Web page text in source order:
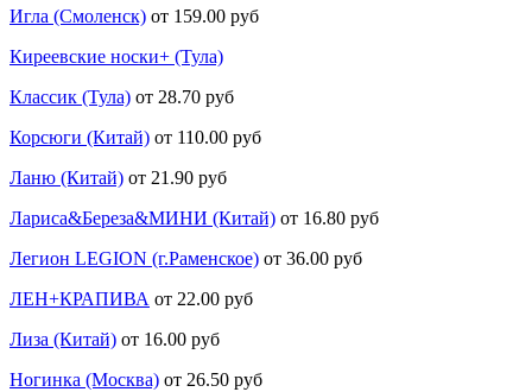
Игла (Смоленск) от 159.00 руб
Киреевские носки+ (Тула)
Классик (Тула) от 28.70 руб
Корсюги (Китай) от 110.00 руб
Ланю (Китай) от 21.90 руб
Лариса&Береза&МИНИ (Китай) от 16.80 руб
Легион LEGION (г.Раменское) от 36.00 руб
ЛЕН+КРАПИВА от 22.00 руб
Лиза (Китай) от 16.00 руб
Ногинка (Москва) от 26.50 руб